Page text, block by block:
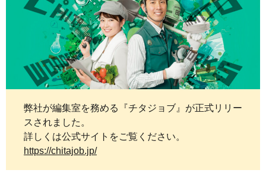
弊社が編集室を務める『チタジョブ』が正式リリー
スされました。
詳しくは公式サイトをご覧ください。
https://chitajob.jp/